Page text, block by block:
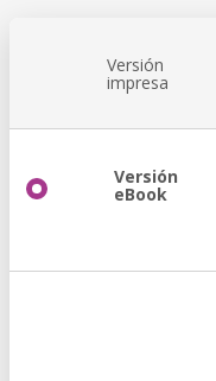
Versión
impresa
Versión
eBook